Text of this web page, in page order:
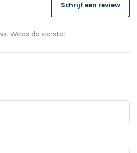
Schrijf een review
Wees de eerste!